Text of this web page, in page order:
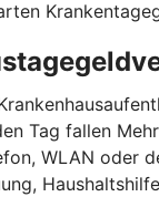
Tag fallen
WLAN oder